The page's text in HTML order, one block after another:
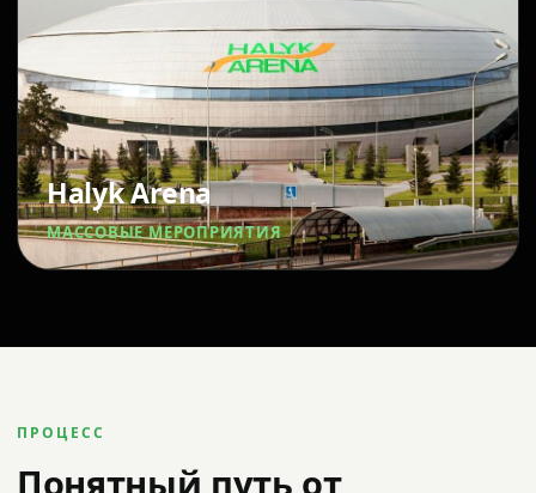
Halyk Arena
МАССОВЫЕ МЕРОПРИЯТИЯ
ПРОЦЕСС
Понятный путь от